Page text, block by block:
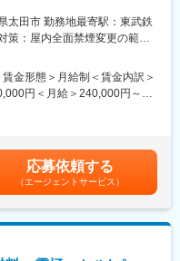
身をおくエンジニアのため
施設を用意し、知識・スキル
交流などを行えるスペースで
た空間設計で、自習の場として
数。今後もさらに充実させて
ーに技術を提供。
低周波振動のCAE解析業務を
に関するCAE解析業務をお任
ミュレーションにより（良
速、減速等）、振動の小さい
解析モデルの標準化、プロセ
太田市 勤務地最寄駅：東武鉄
策：屋内全面禁煙変更の範
金形態＞月給制＜賃金内訳＞
円＜月給＞240,000円～
給(月額)は固定手当を含めた表
応募依頼する
（エージェントサービス）